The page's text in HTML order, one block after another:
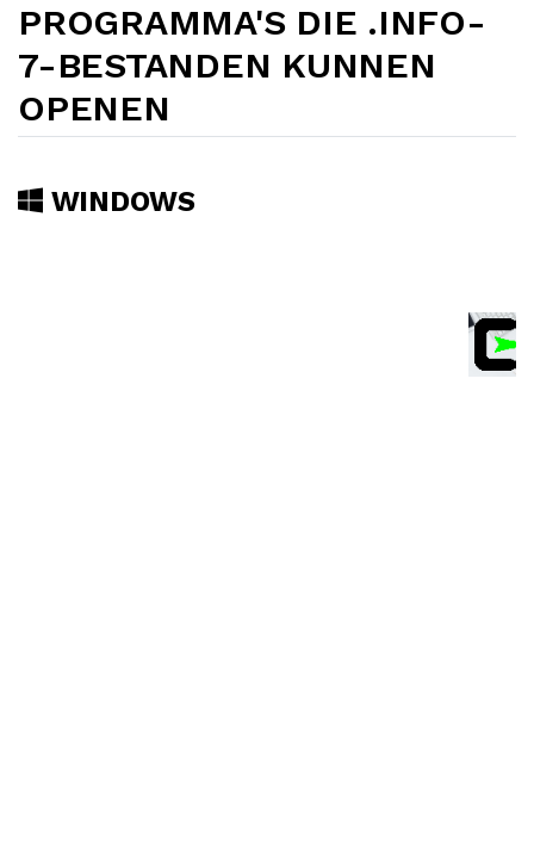
PROGRAMMA'S DIE .INFO-
7-BESTANDEN KUNNEN
OPENEN
WINDOWS